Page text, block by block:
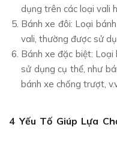
dụng trên các loại vali
Bánh xe đôi: Loại
vali, thường được sử
Bánh xe đặc biệt: Loại
sử dụng cụ thể, như
bánh xe chống trượt,
4 Yếu Tố Giúp Lựa